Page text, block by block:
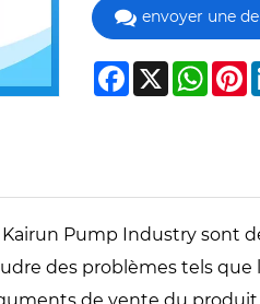
envoyer une
Facebook
X
Pump Industry sont
des problèmes tels
de vente du